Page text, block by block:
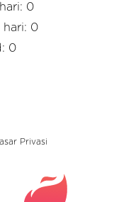
0
hari: 0
0
Privasi